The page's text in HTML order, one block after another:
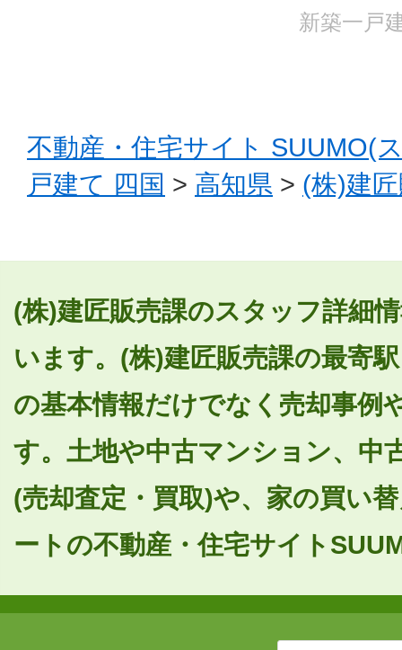
新築一戸
不動産・住宅サイト SUUMO(
戸建て 四国 > 高知県 > (株)建
(株)建匠販売課のスタッフ詳細
います。(株)建匠販売課の最寄
の基本情報だけでなく売却事例
す。土地や中古マンション、中
(売却査定・買取)や、家の買い
ートの不動産・住宅サイト